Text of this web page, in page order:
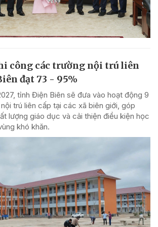
công các trường nội trú liên
đạt 73 - 95%
tỉnh Điện Biên sẽ đưa vào hoạt động 9
trú liên cấp tại các xã biên giới, góp
lượng giáo dục và cải thiện điều kiện học
khó khăn.